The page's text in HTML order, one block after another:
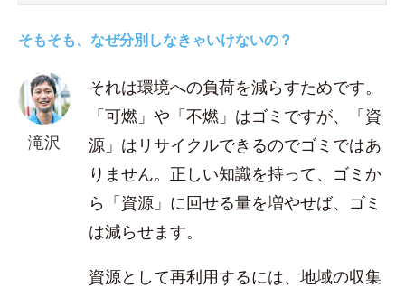
そもそも、なぜ分別しなきゃいけないの？
滝沢
それは環境への負荷を減らすためです。
「可燃」や「不燃」はゴミですが、「資
源」はリサイクルできるのでゴミではあ
りません。正しい知識を持って、ゴミか
ら「資源」に回せる量を増やせば、ゴミ
は減らせます。
資源として再利用するには、地域の収集